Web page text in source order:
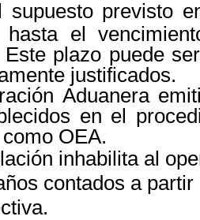
supuesto previsto
hasta el
Este plazo puede
justificados.
Aduanera
en el
OEA.
inhabilita al
contados a